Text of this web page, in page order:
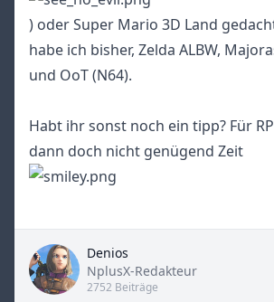
) oder Super Mario 3D Land
habe ich bisher, Zelda ALBW,
und OoT (N64).
Habt ihr sonst noch ein tipp? Für
dann doch nicht genügend Zeit
Denios
Title
NplusX-Redakteur
2752 Beiträge